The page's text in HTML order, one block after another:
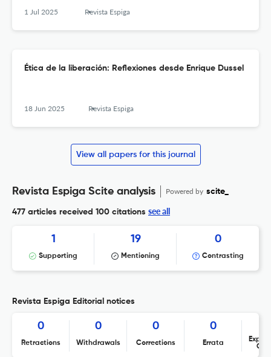
1 Jul 2025 Revista Espiga
Ética de la liberación: Reflexiones desde Enrique Dussel
18 Jun 2025 Revista Espiga
View all papers for this journal
Revista Espiga Scite analysis Powered by scite_
477 articles received 100 citations see all
1
Supporting
19
Mentioning
0
Contrasting
Revista Espiga Editorial notices
0
Retractions
0
Withdrawals
0
Corrections
0
Errata